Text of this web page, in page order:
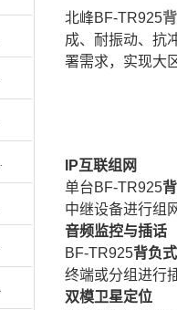
北峰BF-TR925
成、耐振动、抗
署需求，实现大
IP互联组网
单台BF-TR925
中继设备进行组
音频监控与插话
BF-TR925背负
终端或分组进行
双模卫星定位